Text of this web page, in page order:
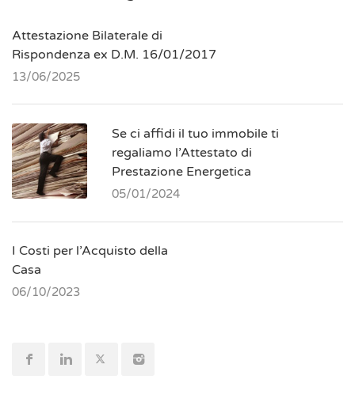
Attestazione Bilaterale di
Rispondenza ex D.M. 16/01/2017
13/06/2025
Se ci affidi il tuo immobile ti
regaliamo l’Attestato di
Prestazione Energetica
05/01/2024
I Costi per l’Acquisto della
Casa
06/10/2023